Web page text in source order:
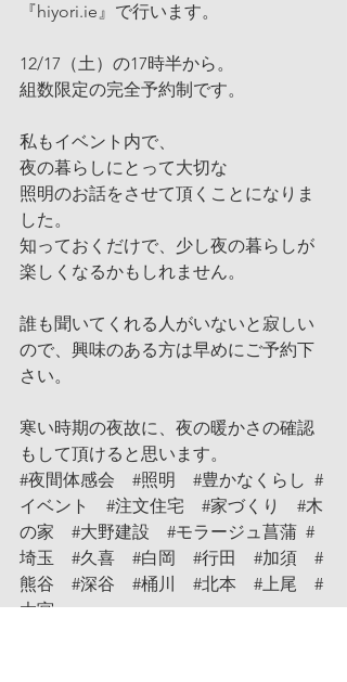
『hiyori.ie』で行います。
12/17（土）の17時半から。
組数限定の完全予約制です。
私もイベント内で、
夜の暮らしにとって大切な
照明のお話をさせて頂くことになりま
した。
知っておくだけで、少し夜の暮らしが
楽しくなるかもしれません。
誰も聞いてくれる人がいないと寂しい
ので、興味のある方は早めにご予約下
さい。
寒い時期の夜故に、夜の暖かさの確認
もして頂けると思います。
#夜間体感会
#照明 #豊かなくらし #
イベント
#注文住宅 #家づくり
#木
の家
#大野建設 #モラージュ菖蒲 #
埼玉
#久喜 #白岡 #行田 #加須
#
熊谷
#深谷 #桶川 #北本 #上尾
#
大宮